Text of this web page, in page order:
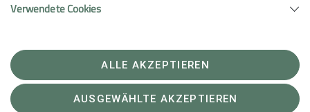
Sektion Heilbronn des Deutschen Alpenvereins e.V.
Telefon +497131679933
Verwendete Cookies
ALLE AKZEPTIEREN
AUSGEWÄHLTE AKZEPTIEREN